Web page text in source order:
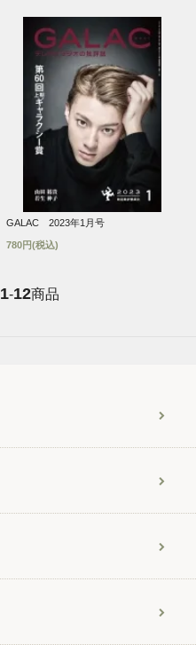
GALAC 2023年1月号
780円(税込)
1-12商品